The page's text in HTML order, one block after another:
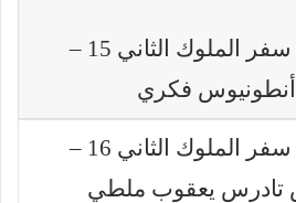
تفسير سفر الملوك الثاني 15 –
فكري
تفسير سفر الملوك الثاني 16 –
تادرس يعقوب ملطي